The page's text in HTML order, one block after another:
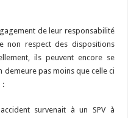
de leur responsabilité
non respect des dispositions
ils peuvent encore se
demeure pas moins que celle ci
:
survenait à un SPV à